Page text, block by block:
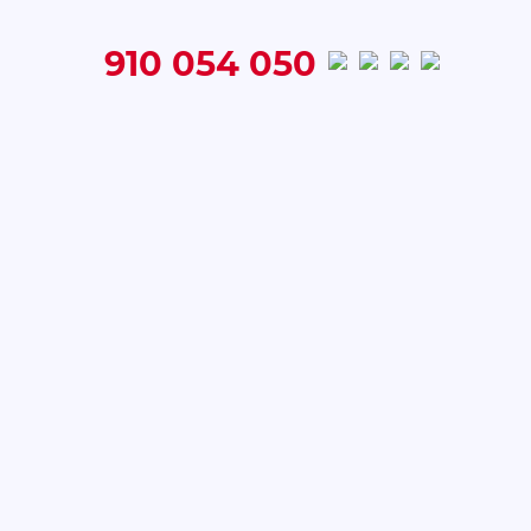
910 054 050